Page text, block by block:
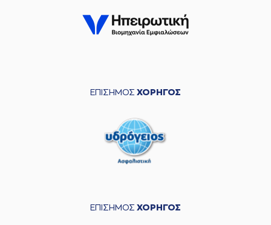
ΕΠΙΣΗΜΟΣ ΧΟΡΗΓΟΣ
ΕΠΙΣΗΜΟΣ ΧΟΡΗΓΟΣ